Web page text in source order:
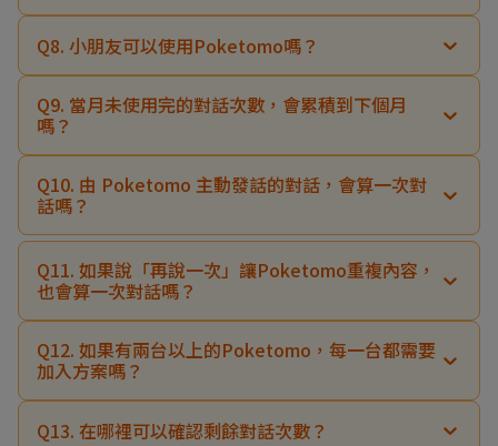
Q8. 小朋友可以使用Poketomo嗎？
Q9. 當月未使用完的對話次數，會累積到下個月
嗎？
Q10. 由 Poketomo 主動發話的對話，會算一次對
話嗎？
Q11. 如果說「再說一次」讓Poketomo重複內容，
也會算一次對話嗎？
Q12. 如果有兩台以上的Poketomo，每一台都需要
加入方案嗎？
Q13. 在哪裡可以確認剩餘對話次數？